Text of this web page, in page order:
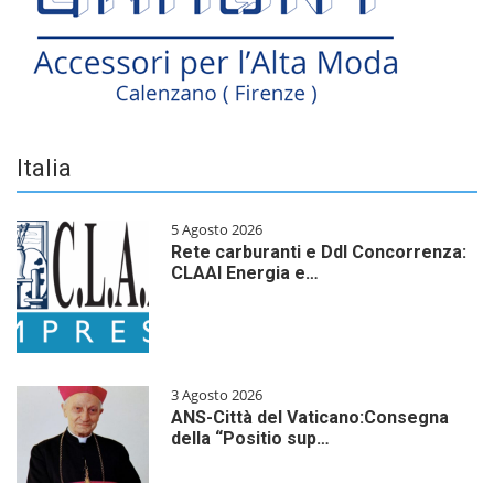
Italia
5 Agosto 2026
Rete carburanti e Ddl Concorrenza:
CLAAI Energia e…
3 Agosto 2026
ANS-Città del Vaticano:Consegna
della “Positio sup…